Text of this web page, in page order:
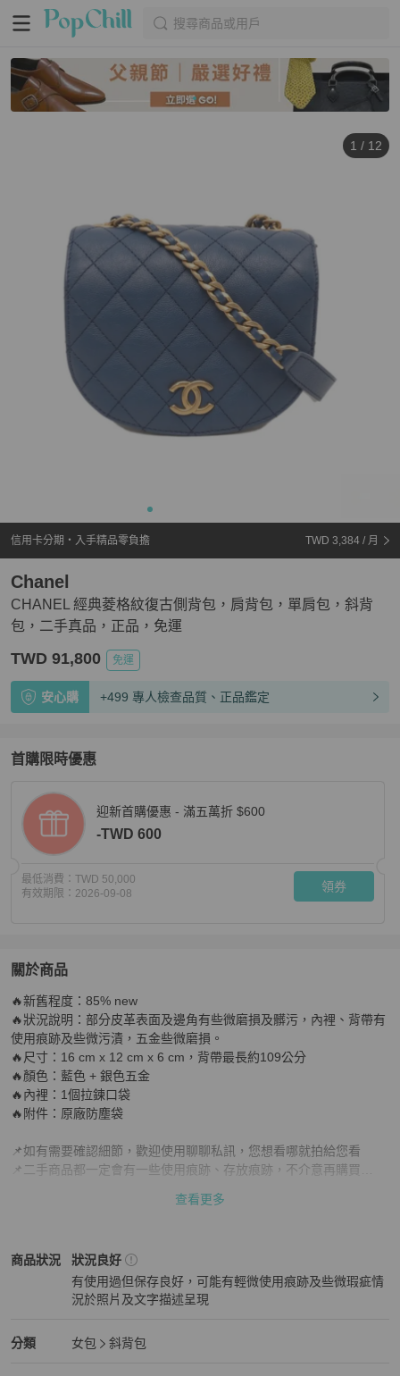
搜尋商品或用戶
1 / 12
信用卡分期・入手精品零負擔 TWD 3,384 / 月
CHANEL 經典菱格紋復古側背包，肩背包，單肩包，斜背
包，二手真品，正品，免運
Chanel
TWD 91,800 免運
安心購 +499 專人檢查品質、正品鑑定
首購限時優惠
迎新首購優惠 - 滿五萬折 $600
-TWD 600
最低消費： TWD 50,000
有效期限： 2026-09-08 領券
關於商品
關於CHANEL 經典菱格紋復古側背包，肩背包，單肩包，斜
🔥新舊程度：85% new
🔥狀況說明：部分皮革表面及邊角有些微磨損及髒污，內裡、背帶有
使用痕跡及些微污漬，五金些微磨損。
🔥尺寸：16 cm x 12 cm x 6 cm，背帶最長約109公分
🔥顏色：藍色 + 銀色五金
🔥內裡：1個拉鍊口袋
🔥附件：原廠防塵袋
📌如有需要確認細節，歡迎使用聊聊私訊，您想看哪就拍給您看
📌二手商品都一定會有一些使用痕跡、存放痕跡，不介意再購買
📌細節照痕跡明顯很正常，但基本上會與肉眼觀看存在一定落差
❤️誠心經營，有任何疑問都歡迎留言溝通，希望提供您良好的購物體
☺️將持續添加新的商品，請您追蹤賣場才不會錯過新商品的上架，凡
☺️ Arlen_Vintage 也有同名的 IG 帳號囉，一起追蹤起來才不會錯過
查看更多
商品狀況
Chanel女包商品狀態與細節
狀況良好
有使用過但保存良好，可能有輕微使用痕跡及些微瑕疵情
況於照片及文字描述呈現
分類
Chanel 女包分類資訊
女包
斜背包